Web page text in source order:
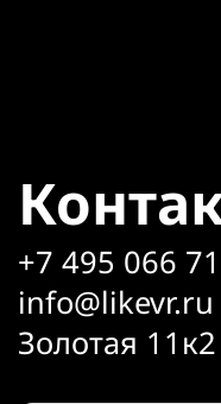
+7 495 066
info@likevr.ru
Золотая 11к2